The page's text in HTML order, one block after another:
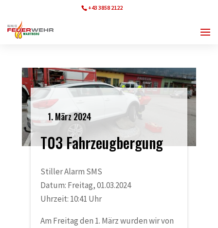
+43 3858 2122
1. März 2024
T03 Fahrzeugbergung
Stiller Alarm SMS
Datum: Freitag, 01.03.2024
Uhrzeit: 10:41 Uhr
Am Freitag den 1. März wurden wir von